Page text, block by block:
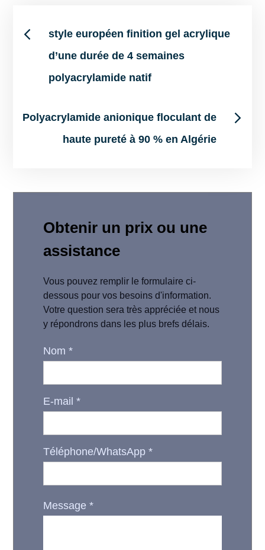
Post
navigation
style européen finition gel acrylique
d’une durée de 4 semaines
polyacrylamide natif
Polyacrylamide anionique floculant de
haute pureté à 90 % en Algérie
Obtenir un prix ou une
assistance
Vous pouvez remplir le formulaire ci-
dessous pour vos besoins d'information.
Votre question sera très appréciée et nous
y répondrons dans les plus brefs délais.
Nom*
E-mail*
Téléphone/WhatsApp*
Message*